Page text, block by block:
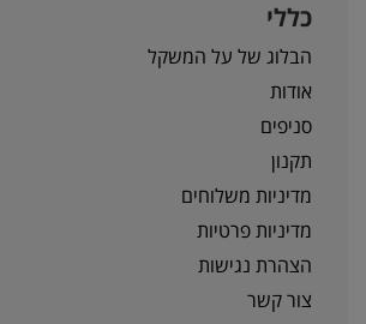
כללי
הבלוג של על המשקל
אודות
סניפים
תקנון
מדיניות משלוחים
מדיניות פרטיות
הצהרת נגישות
צור קשר